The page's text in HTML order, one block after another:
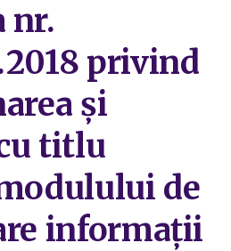
nr.
privind
și
titlu
de
informații